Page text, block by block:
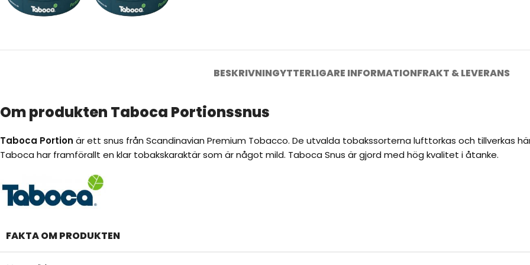
BESKRIVNINGYTTERLIGARE INFORMATIONFRAKT & LEVERANS
Om produkten Taboca Portionssnus
Taboca Portion är ett snus från Scandinavian Premium Tobacco. De utvalda tobakssorterna lufttorkas och tillverkas
Taboca har framförallt en klar tobakskaraktär som är något mild. Taboca Snus är gjord med hög kvalitet i åtanke.
FAKTA OM PRODUKTEN